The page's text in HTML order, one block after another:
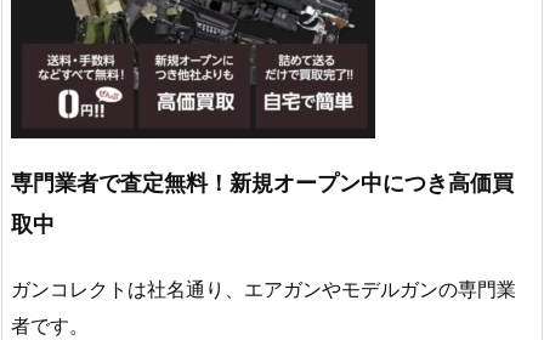
専門業者で査定無料！新規オープン中につき高価買
取中
ガンコレクトは社名通り、エアガンやモデルガンの専門業
者です。